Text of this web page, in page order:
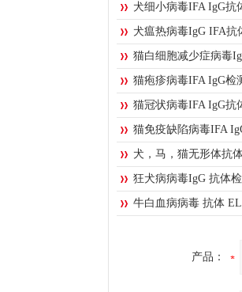
犬细小病毒IFA IgG抗
犬瘟热病毒IgG IFA抗
猫白细胞减少症病毒
猫疱疹病毒IFA IgG检
猫冠状病毒IFA IgG抗
猫免疫缺陷病毒IFA
犬，马，猫无形体抗
狂犬病病毒IgG 抗体
牛白血病病毒 抗体
产品：